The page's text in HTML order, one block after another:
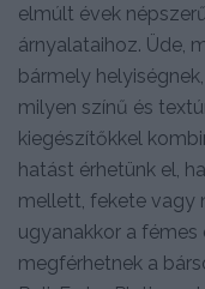
elmúlt évek
árnyalataihoz. Üde,
bármely
milyen színű és
kiegészítőkkel
hatást érhetünk el,
mellett, fekete vagy
ugyanakkor a fémes
megférhetnek a